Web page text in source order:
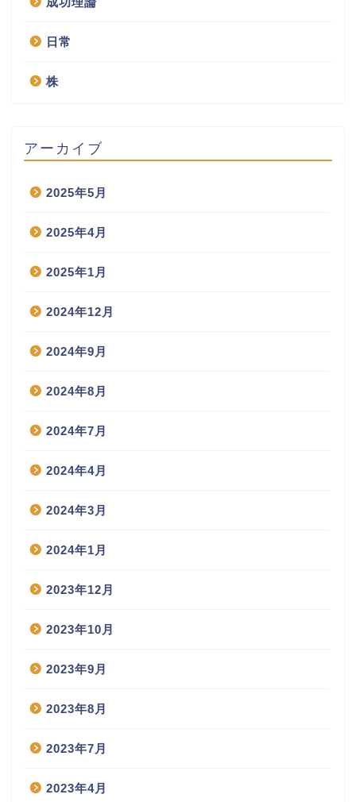
日常
株
アーカイブ
2025年5月
2025年4月
2025年1月
2024年12月
2024年9月
2024年8月
2024年7月
2024年4月
2024年3月
2024年1月
2023年12月
2023年10月
2023年9月
2023年8月
2023年7月
2023年4月